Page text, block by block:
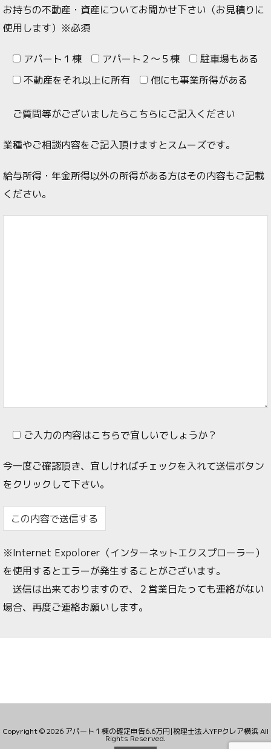
お持ちの不動産・資産についてお聞かせ下さい（お見積りに
使用します） ※必須
アパート１棟 アパート２～５棟
駐車場もある
不動産をそれ以上に所有
他にも事業所得がある
ご質問等がございましたらこちらにご記入ください
業種やご相談内容をご記入頂けますとスムーズです。
給与所得・年金所得以外の所得がある方はその内容もご記載
ください。
ご入力の内容はこちらで宜しいでしょうか？
今一度ご確認頂き、宜しければチェックを入れて送信ボタン
をクリックして下さい。
※Internet Expolorer（インターネットエクスプローラー）
を使用するとエラーが発生することがございます。
送信は出来ておりますので、２営業日たっても連絡がない
場合、再度ご連絡お願いします。
Copyright ©2026 アパート１棟の確定申告6.6万円|税理士法人YFPクレア横浜All
Rights Reserved.